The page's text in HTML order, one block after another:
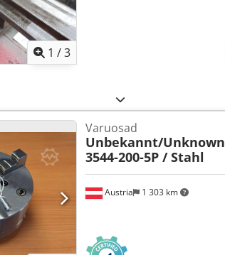
1 /3
Austria 1 303 km
Varuosad
Unbekannt/Unknown
3544-200-5P / Stahl